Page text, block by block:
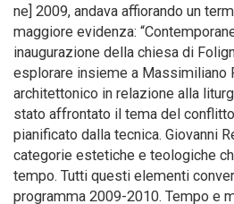
ne] 2009, andava affiorando un
maggiore evidenza:
inaugurazione della chiesa di
esplorare insieme a Massimiliano
architettonico in relazione alla
stato affrontato il tema del
pianificato dalla tecnica. Giovanni
categorie estetiche e teologiche
tempo. Tutti questi elementi
programma 2009-2010. Tempo e